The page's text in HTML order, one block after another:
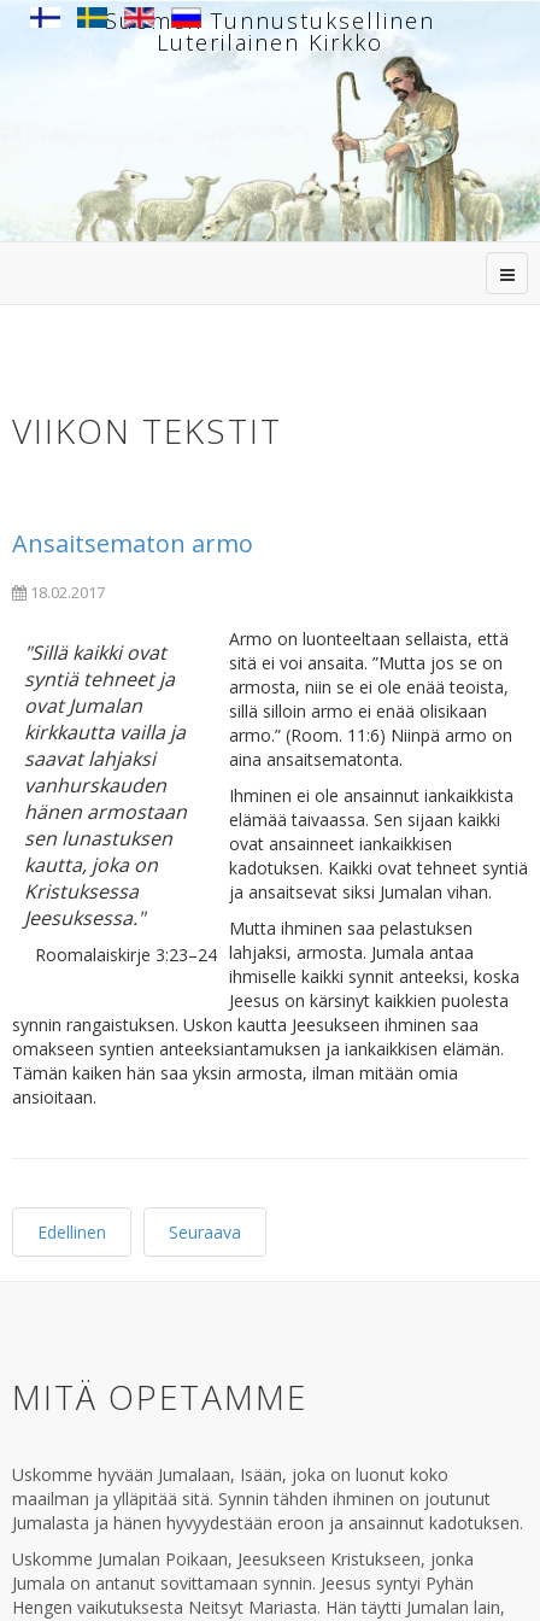
Suomen Tunnustuksellinen
Luterilainen Kirkko
VIIKON TEKSTIT
Ansaitsematon armo
18.02.2017
"Sillä kaikki ovat
syntiä tehneet ja
ovat Jumalan
kirkkautta vailla ja
saavat lahjaksi
vanhurskauden
hänen armostaan
sen lunastuksen
kautta, joka on
Kristuksessa
Jeesuksessa."
Roomalaiskirje 3:23–24
Armo on luonteeltaan sellaista, että
sitä ei voi ansaita. ”Mutta jos se on
armosta, niin se ei ole enää teoista,
sillä silloin armo ei enää olisikaan
armo.” (Room. 11:6) Niinpä armo on
aina ansaitsematonta.
Ihminen ei ole ansainnut iankaikkista
elämää taivaassa. Sen sijaan kaikki
ovat ansainneet iankaikkisen
kadotuksen. Kaikki ovat tehneet syntiä
ja ansaitsevat siksi Jumalan vihan.
Mutta ihminen saa pelastuksen
lahjaksi, armosta. Jumala antaa
ihmiselle kaikki synnit anteeksi, koska
Jeesus on kärsinyt kaikkien puolesta
synnin rangaistuksen. Uskon kautta Jeesukseen ihminen saa
omakseen syntien anteeksiantamuksen ja iankaikkisen elämän.
Tämän kaiken hän saa yksin armosta, ilman mitään omia
ansioitaan.
Edellinen Seuraava
MITÄ OPETAMME
Uskomme hyvään Jumalaan, Isään, joka on luonut koko
maailman ja ylläpitää sitä. Synnin tähden ihminen on joutunut
Jumalasta ja hänen hyvyydestään eroon ja ansainnut kadotuksen.
Uskomme Jumalan Poikaan, Jeesukseen Kristukseen, jonka
Jumala on antanut sovittamaan synnin. Jeesus syntyi Pyhän
Hengen vaikutuksesta Neitsyt Mariasta. Hän täytti Jumalan lain,